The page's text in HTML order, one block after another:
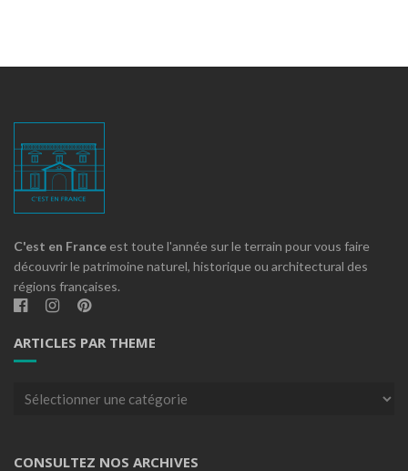
C'est en France est toute l'année sur le terrain pour vous faire
découvrir le patrimoine naturel, historique ou architectural des
régions françaises.
ARTICLES PAR THEME
Articles
CONSULTEZ NOS ARCHIVES